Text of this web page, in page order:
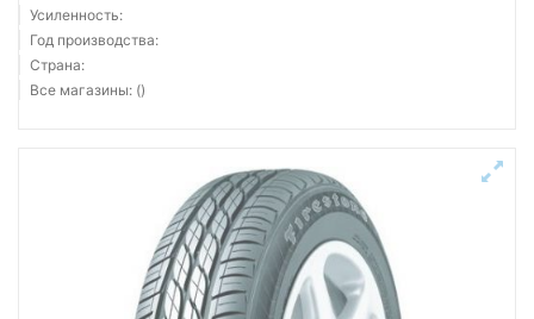
Усиленность:
Год производства:
Страна:
Все магазины: ()